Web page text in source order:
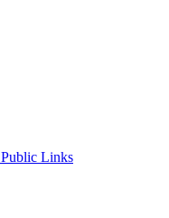
Public Links